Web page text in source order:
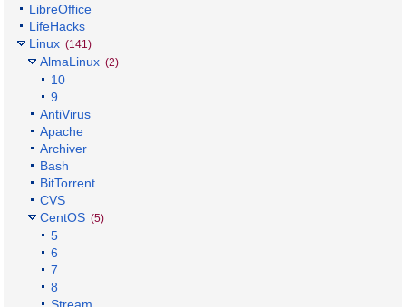
LibreOffice
LifeHacks
Linux (141)
AlmaLinux (2)
10
9
AntiVirus
Apache
Archiver
Bash
BitTorrent
CVS
CentOS (5)
5
6
7
8
Stream